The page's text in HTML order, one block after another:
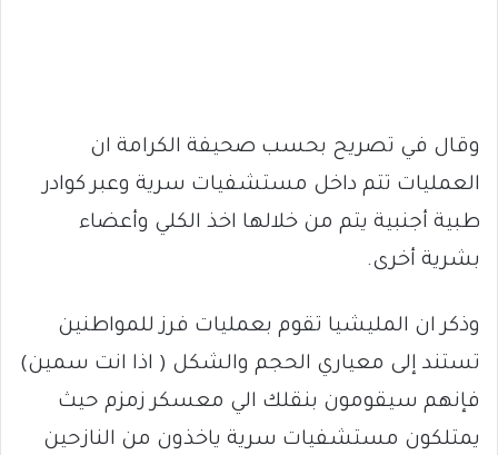
وقال في تصريح بحسب صحيفة الكرامة ان
العمليات تتم داخل مستشفيات سرية وعبر كوادر
طبية أجنبية يتم من خلالها اخذ الكلي وأعضاء
بشرية أخرى.
وذكر ان المليشيا تقوم بعمليات فرز للمواطنين
تستند إلى معياري الحجم والشكل ( اذا انت سمين)
فإنهم سيقومون بنقلك الي معسكر زمزم حيث
يمتلكون مستشفيات سرية ياخذون من النازحين